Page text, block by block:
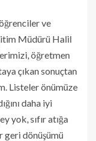
ve
Müdürü Halil
öğretmen
çıkan sonuçtan
Listeler önümüze
daha iyi
yok, sıfır atığa
geri dönüşümü